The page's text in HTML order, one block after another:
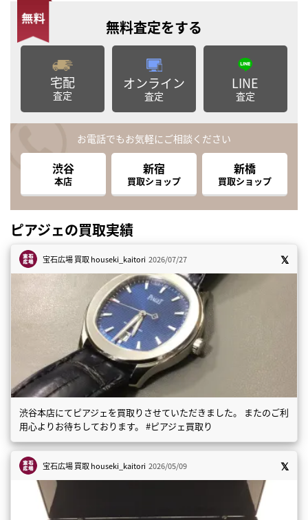
無料査定をする
宅配
査定
オンライン
査定
LINE
査定
お電話でもお気軽にご相談ください
渋谷
本店
新宿
買取ショップ
新橋
買取ショップ
ピアジェの買取実績
宝石広場 買取houseki_kaitori 2026/07/27
渋谷本店にてピアジェを買取りさせていただきました。 またのご利
用心よりお待ちしております。 #ピアジェ買取り
宝石広場 買取houseki_kaitori 2026/05/09